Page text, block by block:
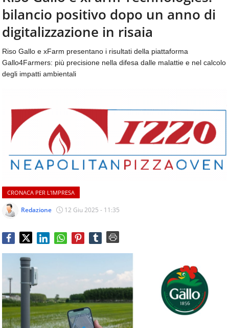
aggiornamenti
quotidiani
su
temi
come
ospitalità,
ristorazione,
food
catering
e
articoli
sul
mondo
dei
consumi
fuoricasa,
Food
Service
e
tutte
novità
del
comparto
Horeca.
CONTATTI
bilancio positivo dopo un anno di
digitalizzazione in risaia
Riso Gallo e xFarm presentano i risultati della piattaforma
Gallo4Farmers: più precisione nella difesa dalle malattie e nel calcolo
degli impatti ambientali
CRONACA PER L'IMPRESA
Redazione 12 Giu 2025 - 11:35